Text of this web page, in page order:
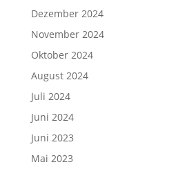
Dezember 2024
November 2024
Oktober 2024
August 2024
Juli 2024
Juni 2024
Juni 2023
Mai 2023